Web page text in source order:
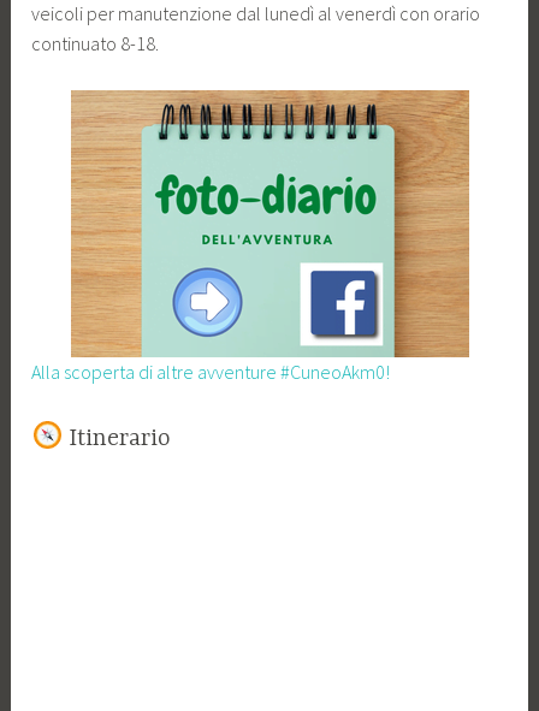
veicoli per manutenzione dal lunedì al venerdì con orario
continuato 8-18.
Alla scoperta di altre avventure #CuneoAkm0!
Itinerario